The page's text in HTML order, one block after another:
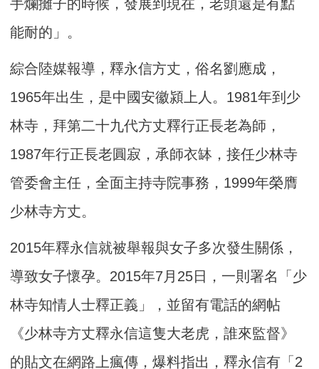
手爛攤子的時候，發展到現在，老頭還是有點
能耐的」。
綜合陸媒報導，釋永信方丈，俗名劉應成，
1965年出生，是中國安徽潁上人。1981年到少
林寺，拜第二十九代方丈釋行正長老為師，
1987年行正長老圓寂，承師衣缽，接任少林寺
管委會主任，全面主持寺院事務，1999年榮膺
少林寺方丈。
2015年釋永信就被舉報與女子多次發生關係，
導致女子懷孕。2015年7月25日，一則署名「少
林寺知情人士釋正義」，並留有電話的網帖
《少林寺方丈釋永信這隻大老虎，誰來監督》
的貼文在網路上瘋傳，爆料指出，釋永信有「2